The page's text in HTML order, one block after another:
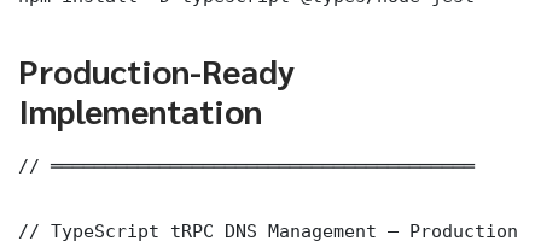
Production-Ready
Implementation
// ═══════════════════════════════════════
// TypeScript tRPC DNS Management — Production